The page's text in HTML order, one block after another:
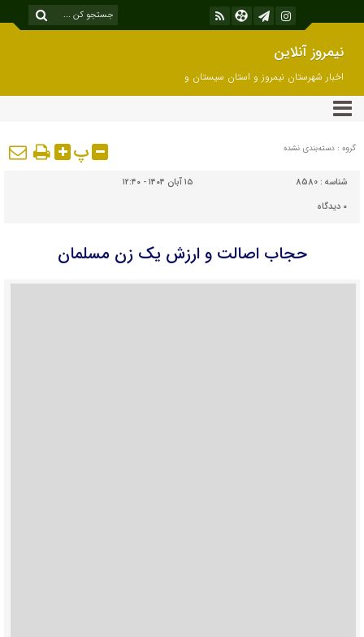
نیمروز آنلاین
اخبار شهرستان نیمروز و استان سیستان و
بلوچستان
گروه : دسته‌بندی نشده پ
شناسه : 8580
۱۵ آبان ۱۴۰۴ - ۱۲:۴۰
۰ دیدگاه
حجاب اصالت و ارزش یک زن مسلمان